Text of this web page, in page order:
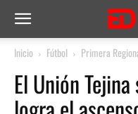
Inicio Fútbol Primera
El Unión